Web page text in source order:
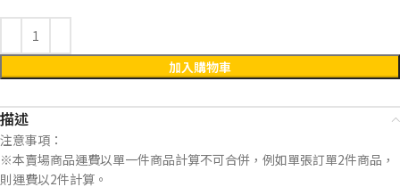
加入購物車
描述
注意事項：
※本賣場商品運費以單一件商品計算不可合併，例如單張訂單2件商品，
則運費以2件計算。